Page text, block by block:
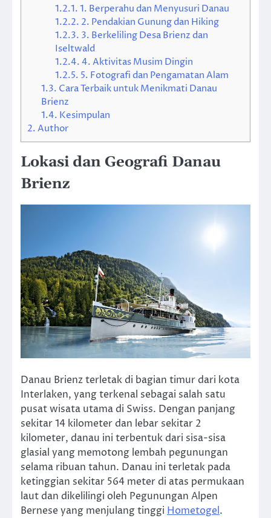
1.2.1.1. Berperahu dan Menyusuri Danau
1.2.2. 2. Pendakian Gunung dan Hiking
1.2.3. 3. Berkeliling Desa Brienz dan
Iseltwald
1.2.4.4. Aktivitas Musim Dingin
1.2.5. 5. Fotografi dan Pengamatan Alam
1.3. Cara Terbaik untuk Menikmati Danau
Brienz
1.4. Kesimpulan
2.Author
Lokasi dan Geografi Danau
Brienz
Danau Brienz terletak di bagian timur dari kota
Interlaken, yang terkenal sebagai salah satu
pusat wisata utama di Swiss. Dengan panjang
sekitar 14 kilometer dan lebar sekitar 2
kilometer, danau ini terbentuk dari sisa-sisa
glasial yang memotong lembah pegunungan
selama ribuan tahun. Danau ini terletak pada
ketinggian sekitar 564 meter di atas permukaan
laut dan dikelilingi oleh Pegunungan Alpen
Bernese yang menjulang tinggi Hometogel.